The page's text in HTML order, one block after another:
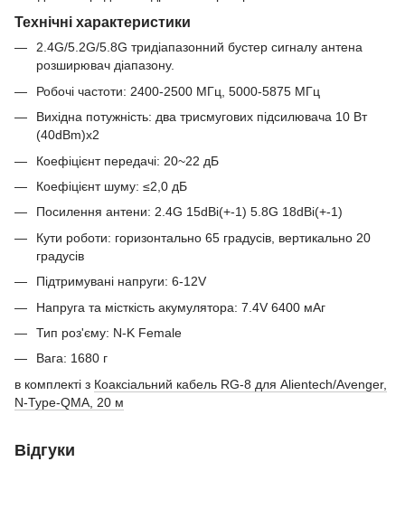
Технічні характеристики
2.4G/5.2G/5.8G тридіапазонний бустер сигналу антена
розширювач діапазону.
Робочі частоти: 2400-2500 МГц, 5000-5875 МГц
Вихідна потужність: два трисмугових підсилювача 10 Вт
(40dBm)x2
Коефіцієнт передачі: 20~22 дБ
Коефіцієнт шуму: ≤2,0 дБ
Посилення антени: 2.4G 15dBi(+-1) 5.8G 18dBi(+-1)
Кути роботи: горизонтально 65 градусів, вертикально 20
градусів
Підтримувані напруги: 6-12V
Напруга та місткість акумулятора: 7.4V 6400 мАг
Тип роз'єму: N-K Female
Вага: 1680 г
в комплекті з Коаксіальний кабель RG-8 для Alientech/Avenger,
N-Type-QMA, 20 м
Відгуки